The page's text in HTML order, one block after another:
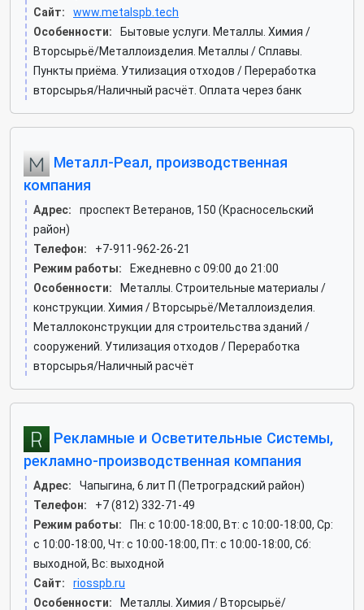
Сайт:
www.metalspb.tech
Особенности:
Бытовые услуги. Металлы. Химия /
Вторсырьё/Металлоизделия. Металлы / Сплавы.
Пункты приёма. Утилизация отходов / Переработка
вторсырья/Наличный расчёт. Оплата через банк
Металл-Реал, производственная
компания
Адрес:
проспект Ветеранов, 150 (Красносельский
район)
Телефон:
+7-911-962-26-21
Режим работы:
Ежедневно с 09:00 до 21:00
Особенности:
Металлы. Строительные материалы /
конструкции. Химия / Вторсырьё/Металлоизделия.
Металлоконструкции для строительства зданий /
сооружений. Утилизация отходов / Переработка
вторсырья/Наличный расчёт
Рекламные и Осветительные Системы,
рекламно-производственная компания
Адрес:
Чапыгина, 6 лит П (Петроградский район)
Телефон:
+7 (812) 332-71-49
Режим работы:
Пн: c 10:00-18:00, Вт: c 10:00-18:00, Ср:
c 10:00-18:00, Чт: c 10:00-18:00, Пт: c 10:00-18:00, Сб:
выходной, Вс: выходной
Сайт:
riosspb.ru
Особенности:
Металлы. Химия / Вторсырьё/